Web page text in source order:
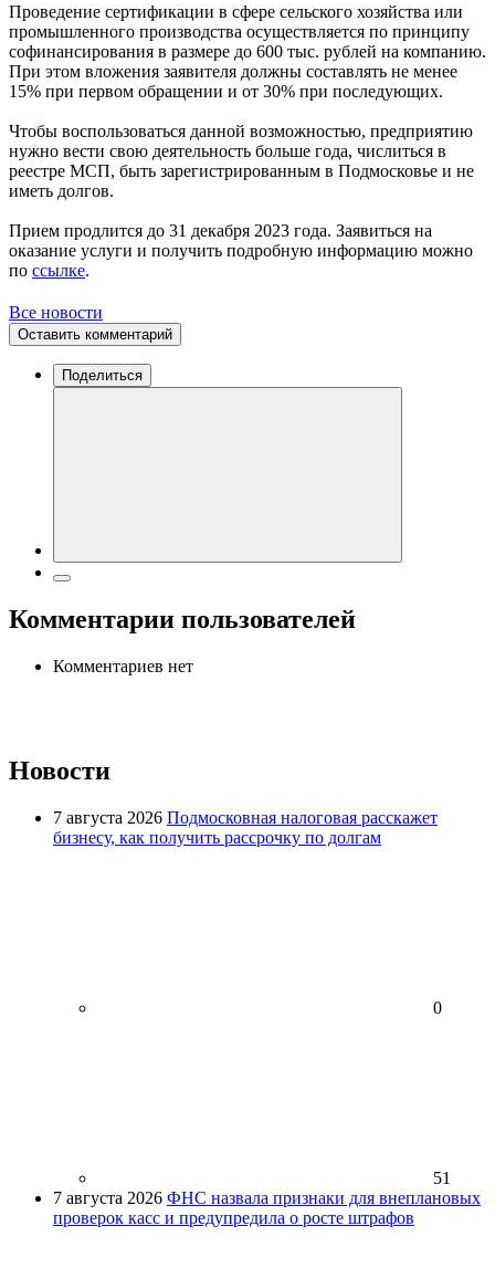
Проведение сертификации в сфере сельского хозяйства или
промышленного производства осуществляется по принципу
софинансирования в размере до 600 тыс. рублей на компанию.
При этом вложения заявителя должны составлять не менее
15% при первом обращении и от 30% при последующих.
Чтобы воспользоваться данной возможностью, предприятию
нужно вести свою деятельность больше года, числиться в
реестре МСП, быть зарегистрированным в Подмосковье и не
иметь долгов.
Прием продлится до 31 декабря 2023 года. Заявиться на
оказание услуги и получить подробную информацию можно
по ссылке.
Все новости
Оставить комментарий
Поделиться
Комментарии пользователей
Комментариев нет
Новости
7 августа 2026 Подмосковная налоговая расскажет
бизнесу, как получить рассрочку по долгам
0
51
7 августа 2026 ФНС назвала признаки для внеплановых
проверок касс и предупредила о росте штрафов